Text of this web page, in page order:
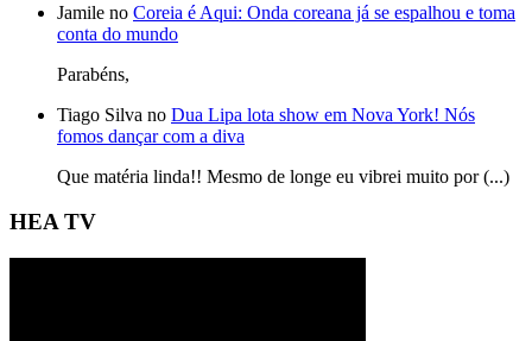
Jamile no Coreia é Aqui: Onda coreana já se espalhou e toma
conta do mundo
Parabéns,
Tiago Silva no Dua Lipa lota show em Nova York! Nós
fomos dançar com a diva
Que matéria linda!! Mesmo de longe eu vibrei muito por (...)
HEA TV